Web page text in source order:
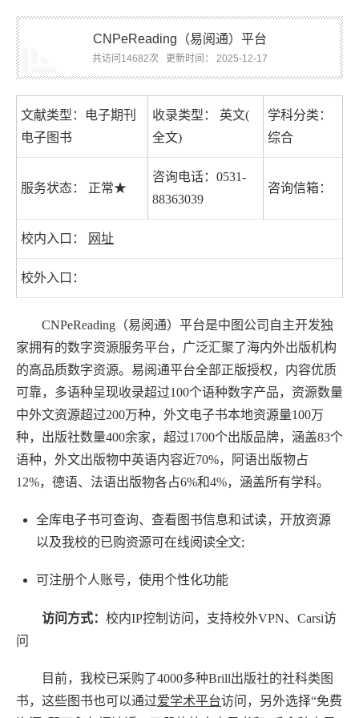
CNPeReading（易阅通）平台
共访问14682次 更新时间： 2025-12-17
文献类型：电子期刊
电子图书
收录类型： 英文(
全文)
学科分类：
综合
服务状态： 正常★
咨询电话：0531-
88363039
咨询信箱：
校内入口： 网址
校外入口：
CNPeReading （易阅通）平台是中图公司自主开发独
家拥有的数字资源服务平台，广泛汇聚了海内外出版机构
的高品质数字资源。 易阅通平台全部正版授权，内容优质
可靠，多语种呈现收录超过100个语种数字产品，资源数量
中外文资源超过200万种，外文电子书本地资源量100万
种，出版社数量400余家，超过1700个出版品牌， 涵盖83个
语种，外文出版物中英语内容近70%，阿语出版物占
12%，德语、法语出版物各占6%和4%， 涵盖所有学科。
全库电子书可查询、查看图书信息和试读，开放资源
以及我校的已购资源可在线阅读全文;
可注册个人账号，使用个性化功能
访问方式： 校内IP控制访问，支持校外VPN、Carsi访
问
目前，我校已采购了4000多种Brill出版社的社科类图
书，这些图书也可以通过爱学术平台访问， 另外选择“免费